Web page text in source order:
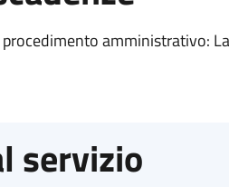
amministrativo:
servizio